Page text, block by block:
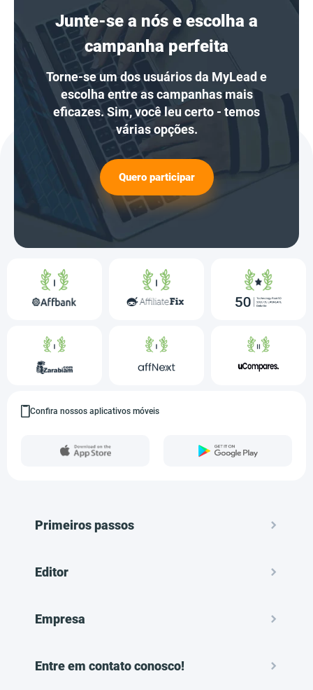
Junte-se a nós e escolha a
campanha perfeita
Torne-se um dos usuários da MyLead e
escolha entre as campanhas mais
eficazes. Sim, você leu certo - temos
várias opções.
Quero participar
Confira nossos aplicativos móveis
Primeiros passos
Editor
Empresa
Entre em contato conosco!